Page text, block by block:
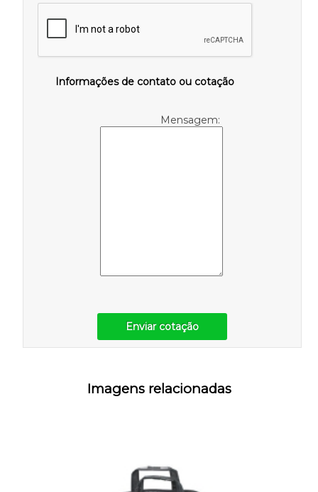
Informações de contato ou cotação
Mensagem:
Enviar cotação
Imagens relacionadas